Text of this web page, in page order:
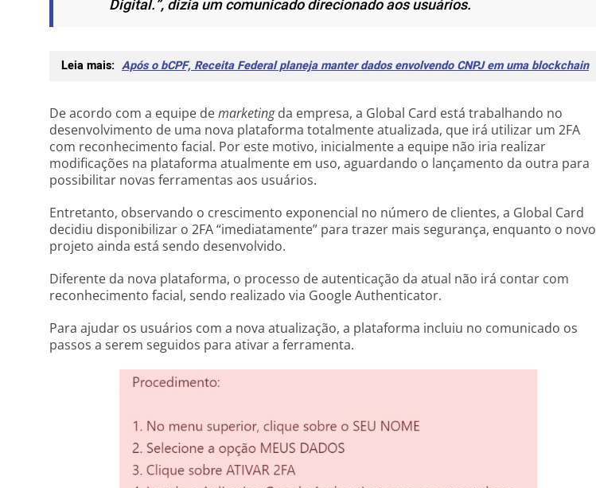
Digital.”, dizia um comunicado direcionado aos usuários.
Leia mais: Após o bCPF, Receita Federal planeja manter dados envolvendo CNPJ em uma blockchain
De acordo com a equipe demarketingda empresa, a Global Card está trabalhando no
desenvolvimento de uma nova plataforma totalmente atualizada, que irá utilizar um 2FA
com reconhecimento facial. Por este motivo, inicialmente a equipe não iria realizar
modificações na plataforma atualmente em uso, aguardando o lançamento da outra para
possibilitar novas ferramentas aos usuários.
Entretanto, observando o crescimento exponencial no número de clientes, a Global Card
decidiu disponibilizar o 2FA “imediatamente” para trazer mais segurança, enquanto o novo
projeto ainda está sendo desenvolvido.
Diferente da nova plataforma, o processo de autenticação da atual não irá contar com
reconhecimento facial, sendo realizado via Google Authenticator.
Para ajudar os usuários com a nova atualização, a plataforma incluiu no comunicado os
passos a serem seguidos para ativar a ferramenta.